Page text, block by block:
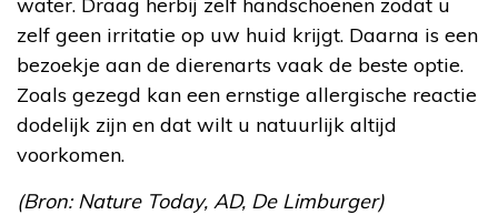
zelf geen irritatie op uw huid krijgt. Daarna is een
bezoekje aan de dierenarts vaak de beste optie.
Zoals gezegd kan een ernstige allergische reactie
dodelijk zijn en dat wilt u natuurlijk altijd
voorkomen.
(Bron: Nature Today, AD, De Limburger)